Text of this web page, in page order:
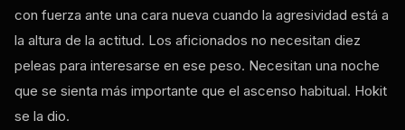
con fuerza ante una cara nueva cuando la agresividad está a
la altura de la actitud. Los aficionados no necesitan diez
peleas para interesarse en ese peso. Necesitan una noche
que se sienta más importante que el ascenso habitual. Hokit
se la dio.